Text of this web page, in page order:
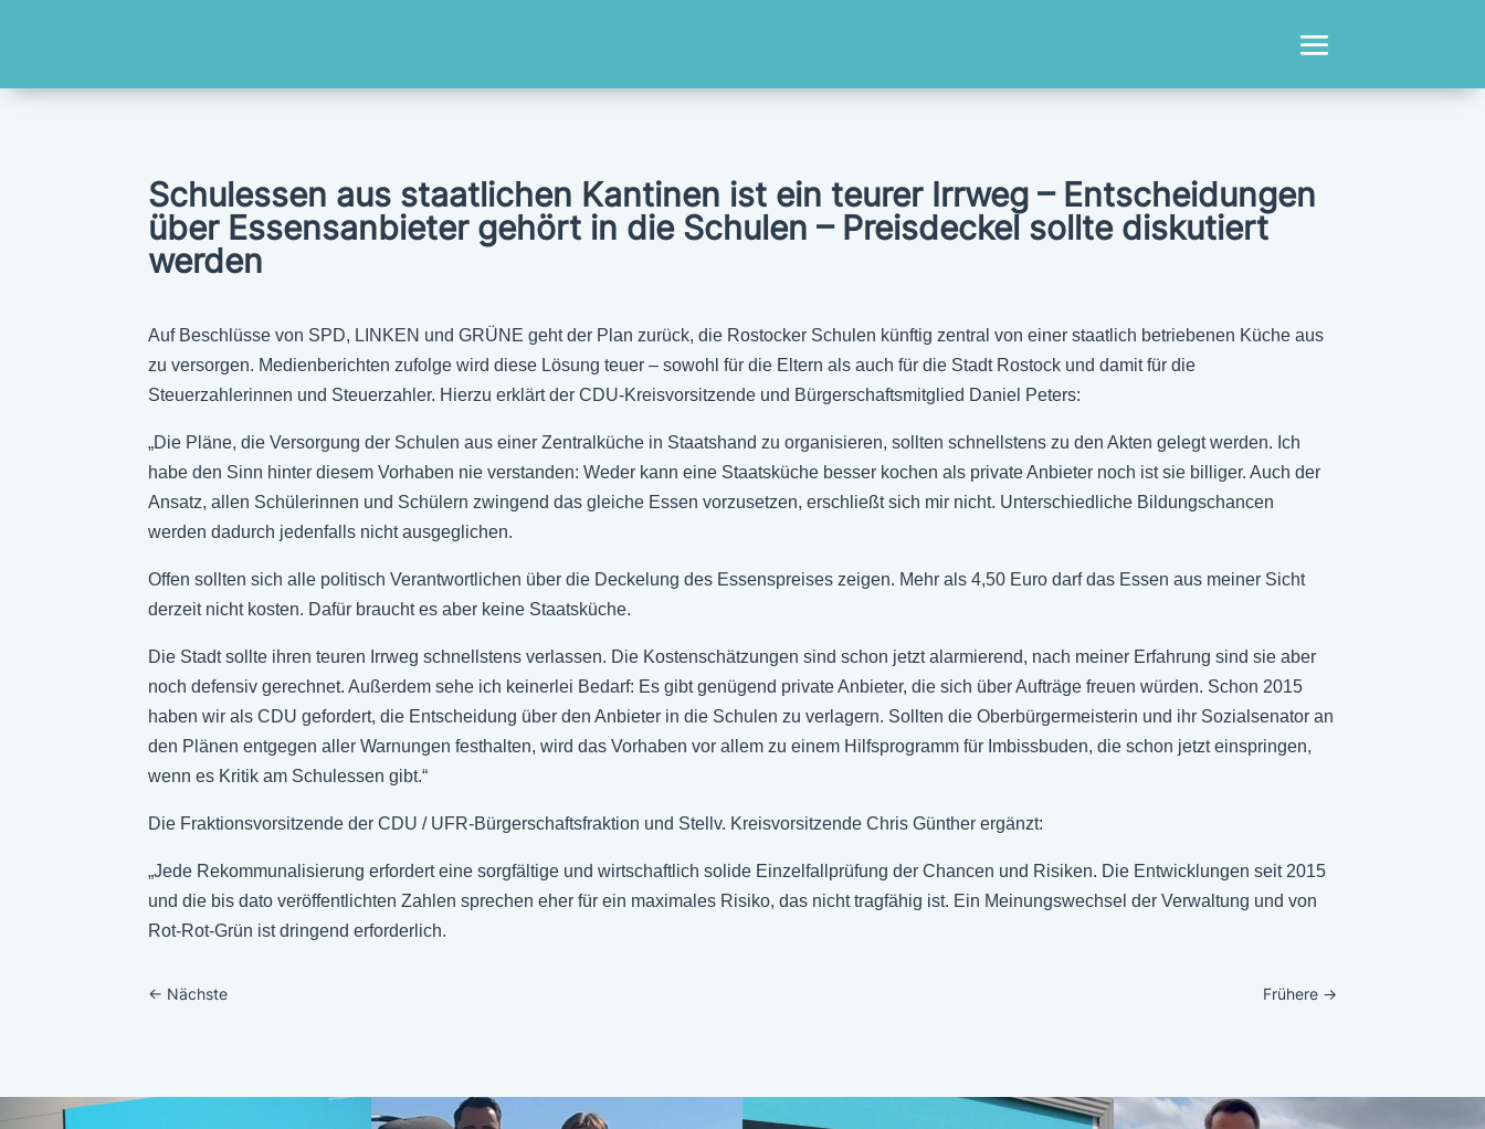
Schulessen aus staatlichen Kantinen ist ein teurer Irrweg – Entscheidungen
über Essensanbieter gehört in die Schulen – Preisdeckel sollte diskutiert
werden
Auf Beschlüsse von SPD, LINKEN und GRÜNE geht der Plan zurück, die Rostocker Schulen künftig zentral von einer staatlich betriebenen Küche aus
zu versorgen. Medienberichten zufolge wird diese Lösung teuer – sowohl für die Eltern als auch für die Stadt Rostock und damit für die
Steuerzahlerinnen und Steuerzahler. Hierzu erklärt der CDU-Kreisvorsitzende und Bürgerschaftsmitglied Daniel Peters:
„Die Pläne, die Versorgung der Schulen aus einer Zentralküche in Staatshand zu organisieren, sollten schnellstens zu den Akten gelegt werden. Ich
habe den Sinn hinter diesem Vorhaben nie verstanden: Weder kann eine Staatsküche besser kochen als private Anbieter noch ist sie billiger. Auch der
Ansatz, allen Schülerinnen und Schülern zwingend das gleiche Essen vorzusetzen, erschließt sich mir nicht. Unterschiedliche Bildungschancen
werden dadurch jedenfalls nicht ausgeglichen.
Offen sollten sich alle politisch Verantwortlichen über die Deckelung des Essenspreises zeigen. Mehr als 4,50 Euro darf das Essen aus meiner Sicht
derzeit nicht kosten. Dafür braucht es aber keine Staatsküche.
Die Stadt sollte ihren teuren Irrweg schnellstens verlassen. Die Kostenschätzungen sind schon jetzt alarmierend, nach meiner Erfahrung sind sie aber
noch defensiv gerechnet. Außerdem sehe ich keinerlei Bedarf: Es gibt genügend private Anbieter, die sich über Aufträge freuen würden. Schon 2015
haben wir als CDU gefordert, die Entscheidung über den Anbieter in die Schulen zu verlagern. Sollten die Oberbürgermeisterin und ihr Sozialsenator an
den Plänen entgegen aller Warnungen festhalten, wird das Vorhaben vor allem zu einem Hilfsprogramm für Imbissbuden, die schon jetzt einspringen,
wenn es Kritik am Schulessen gibt.“
Die Fraktionsvorsitzende der CDU / UFR-Bürgerschaftsfraktion und Stellv. Kreisvorsitzende Chris Günther ergänzt:
„Jede Rekommunalisierung erfordert eine sorgfältige und wirtschaftlich solide Einzelfallprüfung der Chancen und Risiken. Die Entwicklungen seit 2015
und die bis dato veröffentlichten Zahlen sprechen eher für ein maximales Risiko, das nicht tragfähig ist. Ein Meinungswechsel der Verwaltung und von
Rot-Rot-Grün ist dringend erforderlich.
← Nächste Frühere→